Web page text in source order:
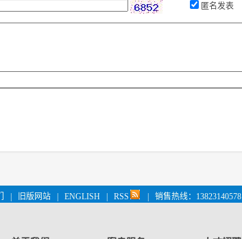
匿名发表
旧版网站 ENGLISH RSS 销售热线：13823140578